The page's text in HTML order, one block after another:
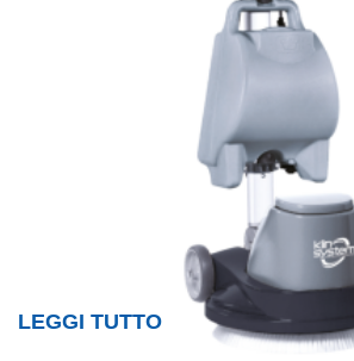
LEGGI TUTTO